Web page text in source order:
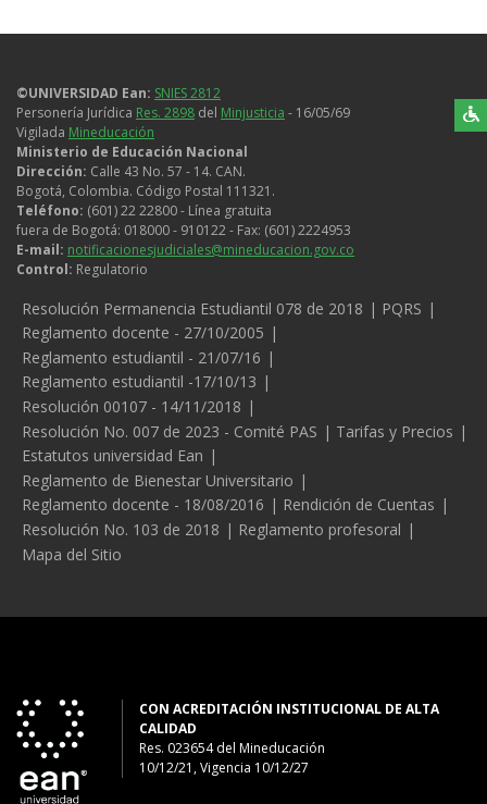
©UNIVERSIDAD Ean: SNIES 2812
Personería Jurídica Res. 2898 del Minjusticia - 16/05/69
Vigilada Mineducación
Ministerio de Educación Nacional
Dirección: Calle 43 No. 57 - 14. CAN.
Bogotá, Colombia. Código Postal 111321.
Teléfono: (601) 22 22800 - Línea gratuita
fuera de Bogotá: 018000 - 910122 - Fax: (601) 2224953
E-mail: notificacionesjudiciales@mineducacion.gov.co
Control: Regulatorio
Legales
Resolución Permanencia Estudiantil 078 de 2018
PQRS
Reglamento docente - 27/10/2005
Reglamento estudiantil - 21/07/16
Reglamento estudiantil -17/10/13
Resolución 00107 - 14/11/2018
Resolución No. 007 de 2023 - Comité PAS
Tarifas y Precios
Estatutos universidad Ean
Reglamento de Bienestar Universitario
Reglamento docente - 18/08/2016
Rendición de Cuentas
Resolución No. 103 de 2018
Reglamento profesoral
Mapa del Sitio
CON ACREDITACIÓN INSTITUCIONAL DE ALTA
CALIDAD
Res. 023654del Mineducación
10/12/21, Vigencia 10/12/27